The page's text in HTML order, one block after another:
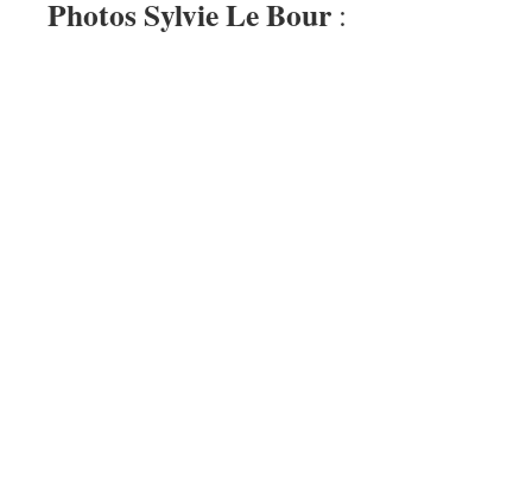
Photos Sylvie Le Bour :